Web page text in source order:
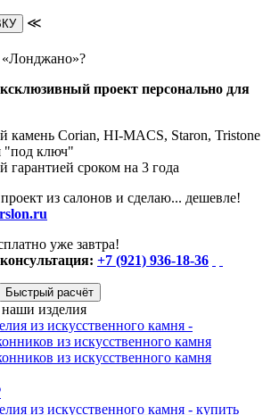
≪
«Лонджано»?
проект персонально для
камень Corian, HI-MACS, Staron, Tristone
"под ключ"
гарантией сроком на 3 года
из салонов и сделаю... дешевле!
уже завтра!
+7 (921) 936-18-36
Быстрый расчёт
изделия
из искусственного камня